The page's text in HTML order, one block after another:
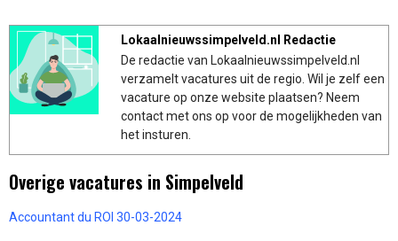
Lokaalnieuwssimpelveld.nl Redactie
De redactie van Lokaalnieuwssimpelveld.nl
verzamelt vacatures uit de regio. Wil je zelf een
vacature op onze website plaatsen? Neem
contact met ons op voor de mogelijkheden van
het insturen.
Overige vacatures in Simpelveld
Accountant du ROI 30-03-2024